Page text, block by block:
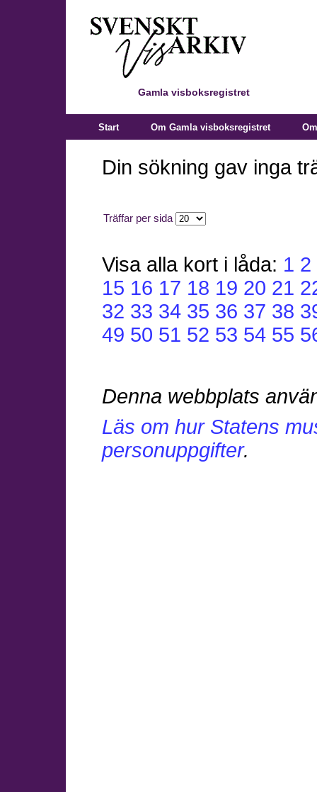
Gamla visboksregistret
Start Om Gamla visboksregistret
Din sökning gav inga
Träffar per sida
Visa alla kort i låda: 1 2
15 16 17 18 19 20 21
32 33 34 35 36 37 38
49 50 51 52 53 54 55
Denna webbplats
Läs om hur Statens
personuppgifter.